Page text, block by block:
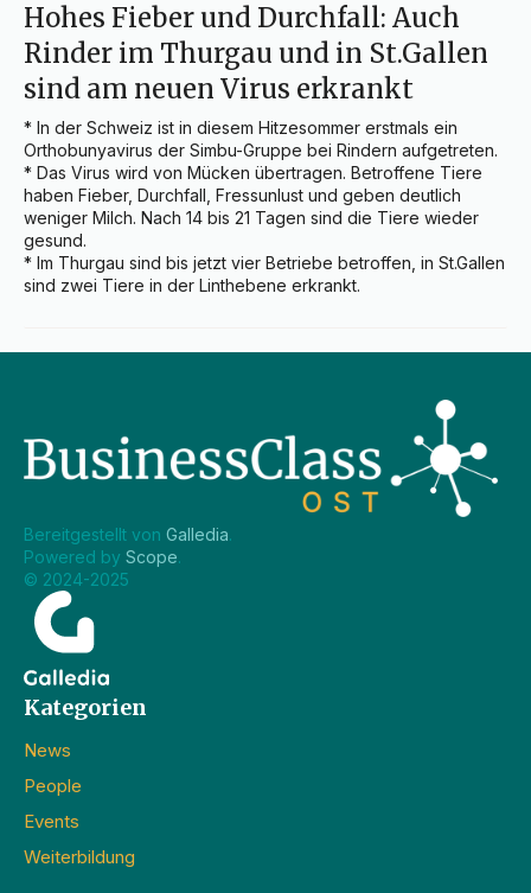
Hohes Fieber und Durchfall: Auch
Rinder im Thurgau und in St.Gallen
sind am neuen Virus erkrankt
* In der Schweiz ist in diesem Hitzesommer erstmals ein
Orthobunyavirus der Simbu-Gruppe bei Rindern aufgetreten.
* Das Virus wird von Mücken übertragen. Betroffene Tiere
haben Fieber, Durchfall, Fressunlust und geben deutlich
weniger Milch. Nach 14 bis 21 Tagen sind die Tiere wieder
gesund.
* Im Thurgau sind bis jetzt vier Betriebe betroffen, in St.Gallen
sind zwei Tiere in der Linthebene erkrankt.
Bereitgestellt von Galledia.
Powered by Scope.
© 2024-2025
Kategorien
News
People
Events
Weiterbildung